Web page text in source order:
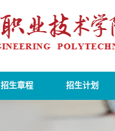
招生章程 招生计划